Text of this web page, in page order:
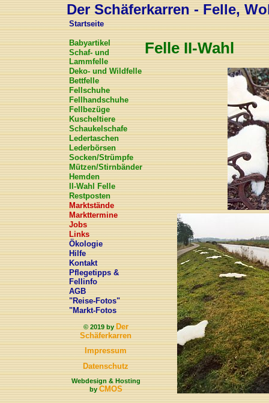
Der Schäferkarren - Felle,
Startseite
Babyartikel
Schaf- und
Lammfelle
Deko- und Wildfelle
Bettfelle
Fellschuhe
Fellhandschuhe
Fellbezüge
Kuscheltiere
Schaukelschafe
Ledertaschen
Lederbörsen
Socken/Strümpfe
Mützen/Stirnbänder
Hemden
II-Wahl Felle
Restposten
Marktstände
Markttermine
Jobs
Links
Ökologie
Hilfe
Kontakt
Pflegetipps &
Fellinfo
AGB
"Reise-Fotos"
"Markt-Fotos
© 2019 byDer
Schäferkarren
Impressum
Datenschutz
Webdesign & Hosting
byCMOS
Felle II-Wahl